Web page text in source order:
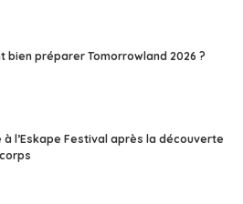
bien préparer Tomorrowland 2026 ?
à l’Eskape Festival après la découverte